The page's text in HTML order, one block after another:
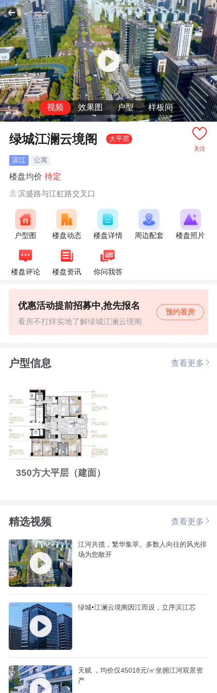
视频 效果图 户型 样板间
关注
绿城江澜云境阁 大平层
滨江 公寓
楼盘均价待定
滨盛路与江虹路交叉口
户型图 楼盘动态 楼盘详情 周边配套 楼盘照片
楼盘评论 楼盘资讯 你问我答
看房不打烊实地了解绿城江澜云境阁
优惠活动提前招募中,抢先报名
预约看房
户型信息 查看更多
350方大平层（建面）
精选视频 查看更多
江河共揽，繁华集萃。多数人向往的风光排
场为您敞开
绿城•江澜云境阁因江而设，立序滨江芯
天赋 ，均价仅45018元/㎡坐拥江河双景资
产